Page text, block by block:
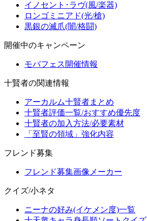
イノセント･ラヴ(風/楽器)
ロンゴミニアド(光/槍)
黒銀の滅爪(闇/格闘)
開催中のキャンペーン
モバフェス開催情報
十賢者の関連情報
アーカルム十賢者まとめ
十賢者評価一覧/おすすめ優先度
十賢者の加入方法/必要素材
「至賢の領域」強化内容
フレンド募集
フレンド募集画像メーカー
クイズ/小ネタ
ニーナの好み(イケメン度)一覧